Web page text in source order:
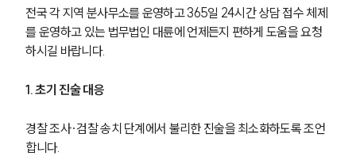
전국 각 지역 분사무소를 운영하고 365일 24시간 상담 접수 체제
를 운영하고 있는 법무법인 대륜에 언제든지 편하게 도움을 요청
하시길 바랍니다.
1. 초기 진술 대응
경찰 조사·검찰 송치 단계에서 불리한 진술을 최소화하도록 조언
합니다.